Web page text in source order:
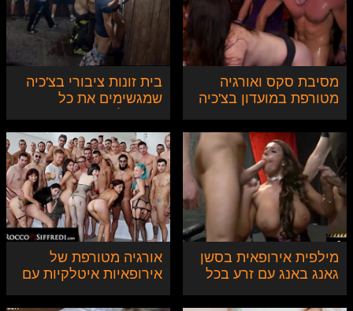
מסיבת סקס ואורגיה
מטורפת במועדון בצ'כיה
בית זונות ציבורי בצ'כיה
שמגשימים את כל
מילפית אירופאית בסשן
גאנג באנג עם זרע בכל
אורגיה מטורפת של
אירופאיות איטלקיות עם